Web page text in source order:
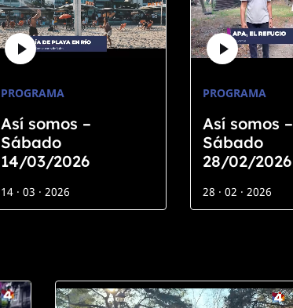
PROGRAMA
Así somos –
Sábado
14/03/2026
14 · 03 · 2026
PROGRAMA
Así somos –
Sábado
28/02/2026
28 · 02 · 2026